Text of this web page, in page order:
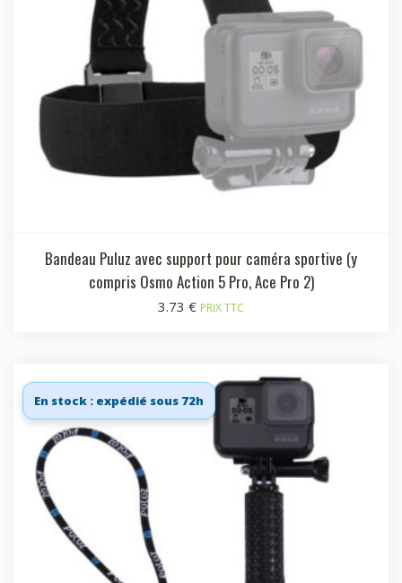
Bandeau Puluz avec support pour caméra sportive (y
compris Osmo Action 5 Pro, Ace Pro 2)
3.73 € PRIX TTC
En stock : expédié sous 72h